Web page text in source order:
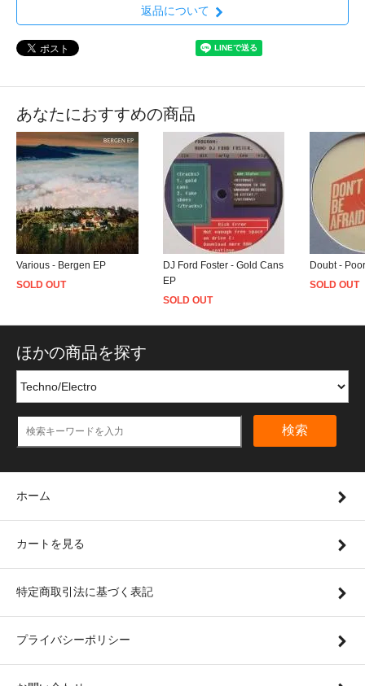
返品について
あなたにおすすめの商品
Various - Bergen EP
SOLD OUT
DJ Ford Foster - Gold Cans
EP
SOLD OUT
Doubt -
SOLD OUT
ほかの商品を探す
検索
ホーム
カートを見る
特定商取引法に基づく表記
プライバシーポリシー